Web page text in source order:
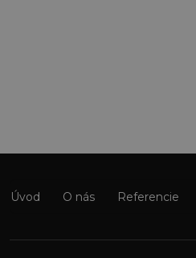
Úvod O nás Referencie